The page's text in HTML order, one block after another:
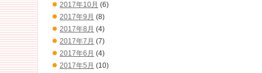
2017年10月 (6)
2017年9月 (8)
2017年8月 (4)
2017年7月 (7)
2017年6月 (4)
2017年5月 (10)